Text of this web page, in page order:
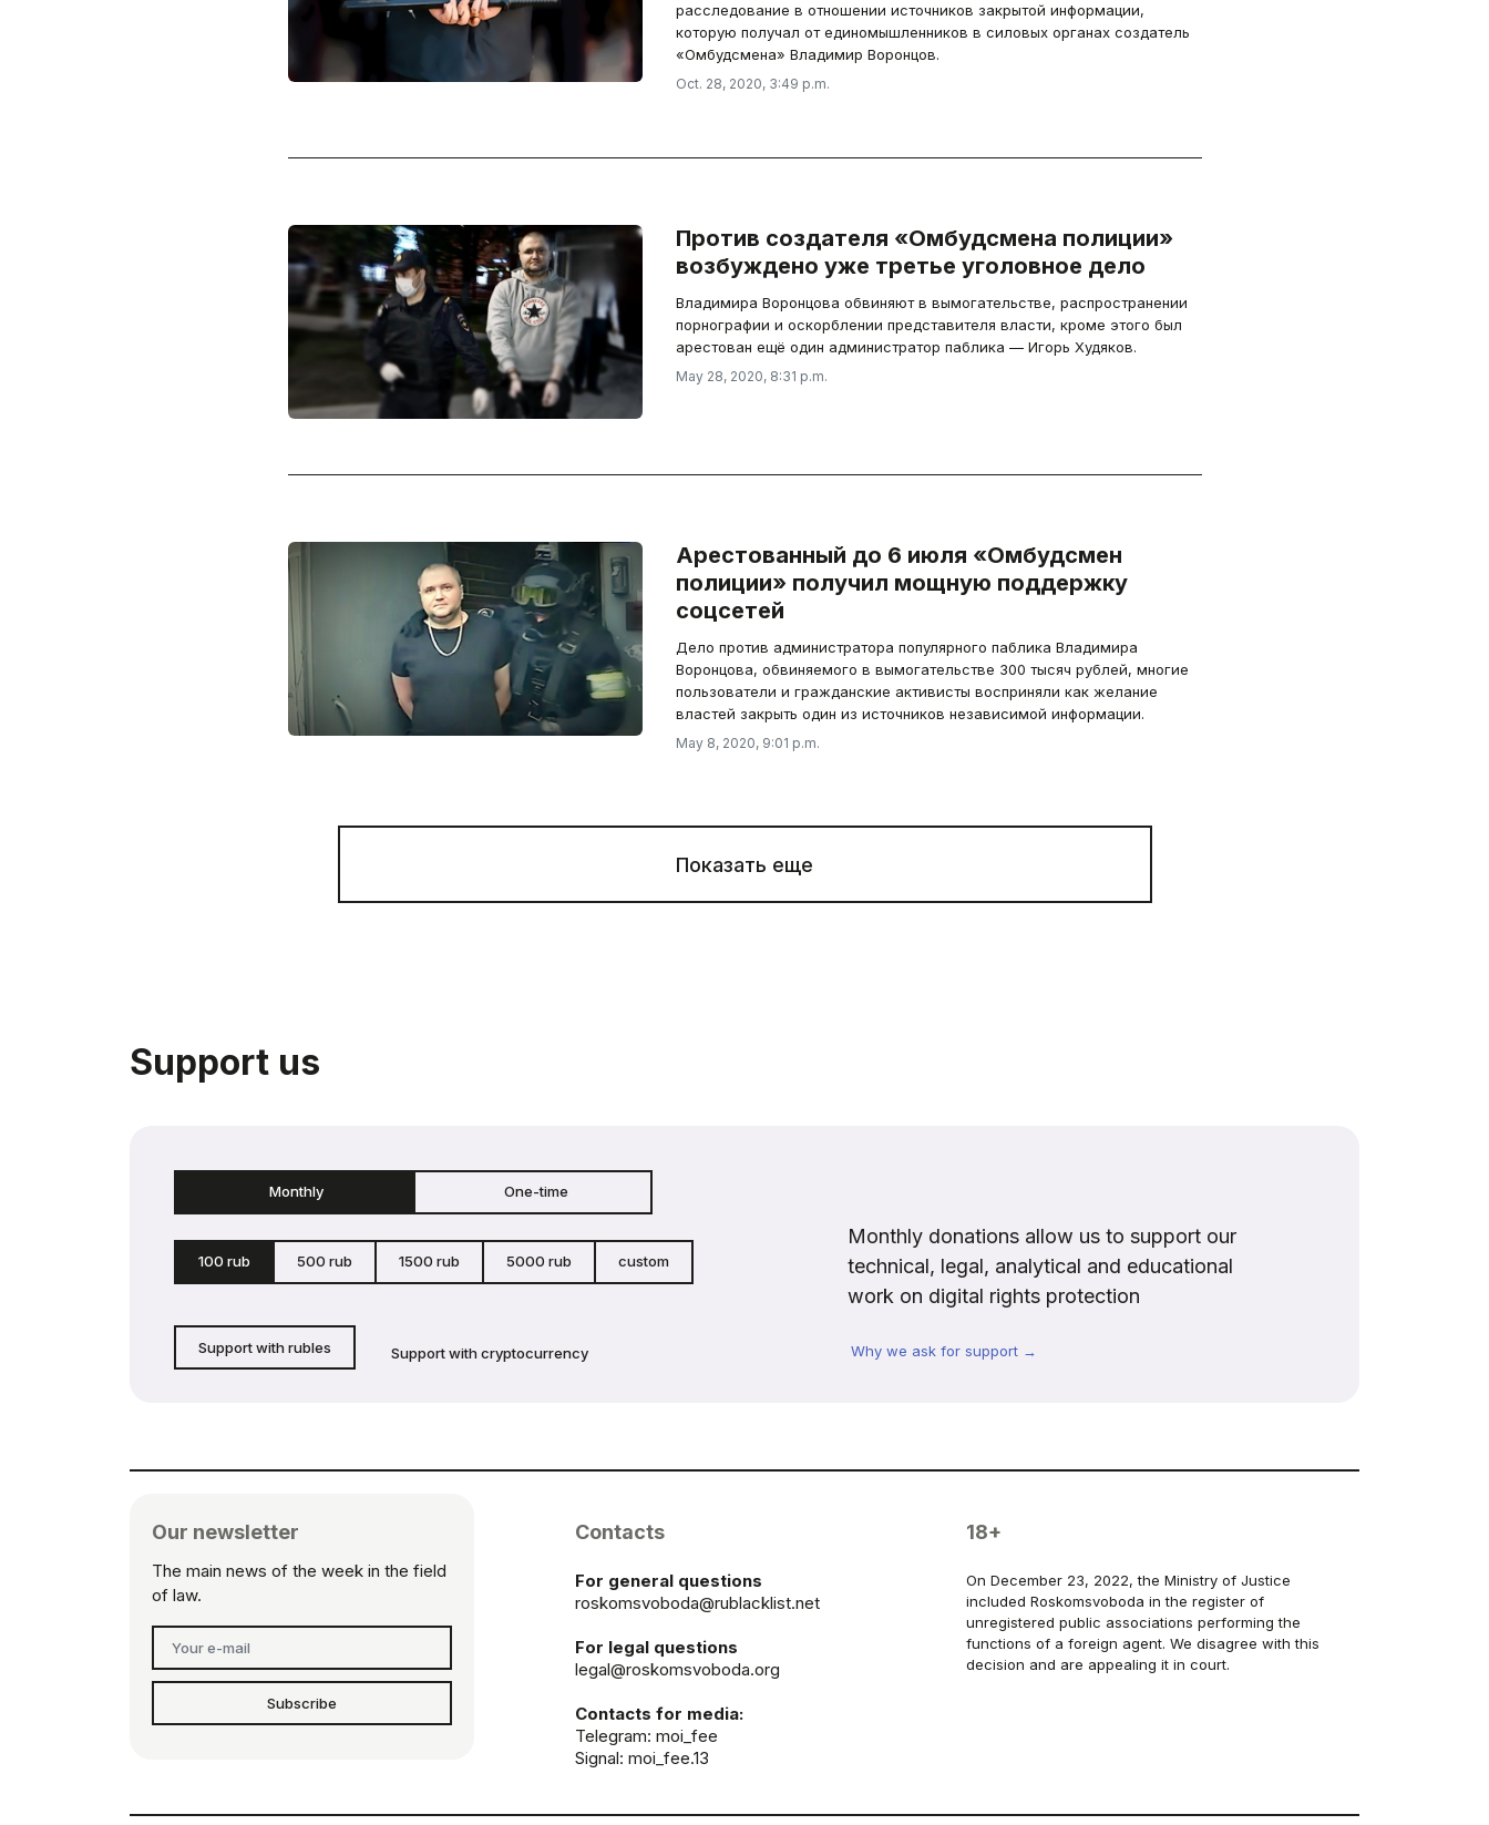
расследование в отношении источников закрытой информации,
которую получал от единомышленников в силовых органах создатель
«Омбудсмена» Владимир Воронцов.
Oct. 28, 2020, 3:49 p.m.
Против создателя «Омбудсмена полиции»
возбуждено уже третье уголовное дело
Владимира Воронцова обвиняют в вымогательстве, распространении
порнографии и оскорблении представителя власти, кроме этого был
арестован ещё один администратор паблика — Игорь Худяков.
May 28, 2020, 8:31 p.m.
Арестованный до 6 июля «Омбудсмен
полиции» получил мощную поддержку
соцсетей
Дело против администратора популярного паблика Владимира
Воронцова, обвиняемого в вымогательстве 300 тысяч рублей, многие
пользователи и гражданские активисты восприняли как желание
властей закрыть один из источников независимой информации.
May 8, 2020, 9:01 p.m.
Показать еще
Support us
Monthly One-time
100 rub 500 rub 1500 rub 5000 rub custom
Support with rubles Support with cryptocurrency
Monthly donations allow us to support our
technical, legal, analytical and educational
work on digital rights protection
Why we ask for support →
Our newsletter
The main news of the week in the field
of law.
Subscribe
Contacts
For general questions
roskomsvoboda@rublacklist.net
For legal questions
legal@roskomsvoboda.org
Contacts for media:
Telegram: moi_fee
Signal: moi_fee.13
18+
On December 23, 2022, the Ministry of Justice
included Roskomsvoboda in the register of
unregistered public associations performing the
functions of a foreign agent. We disagree with this
decision and are appealing it in court.